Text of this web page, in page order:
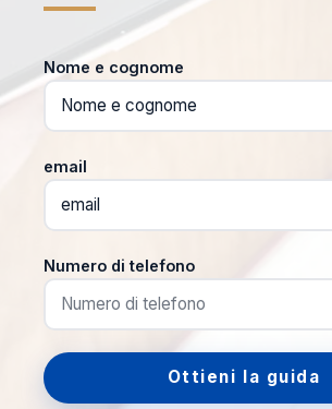
Nome e cognome
email
Numero di telefono
Ottieni la guida